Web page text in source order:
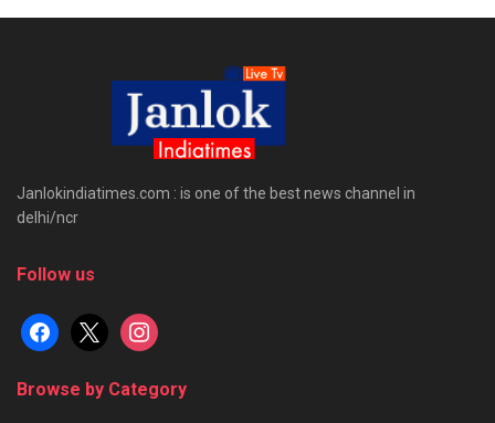
Janlokindiatimes.com : is one of the best news channel in
delhi/ncr
Follow us
facebook
x instagram
Browse by Category